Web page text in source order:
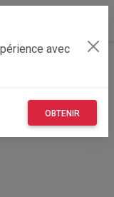
avec
OBTENIR